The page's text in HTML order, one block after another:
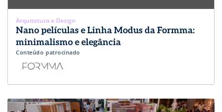
Arquitetura e Design
Nano películas e Linha Modus da Formma:
minimalismo e elegância
Conteúdo patrocinado